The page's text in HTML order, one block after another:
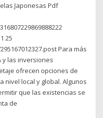
Japonesas Pdf
25
Para más
y las inversiones
ofrecen opciones de
nivel local y global. Algunos
que las existencias se
de